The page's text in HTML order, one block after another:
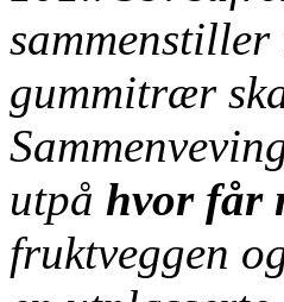
gummitrær
utpå hvor får
fruktveggen